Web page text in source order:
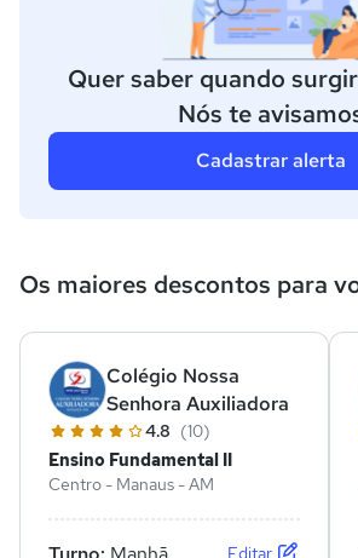
Quer saber quando
Nós te
Cadastrar alerta
Os maiores descontos para
Colégio Nossa
Senhora Auxiliadora
4.8 (10)
Ensino Fundamental II
Centro - Manaus - AM
Editar